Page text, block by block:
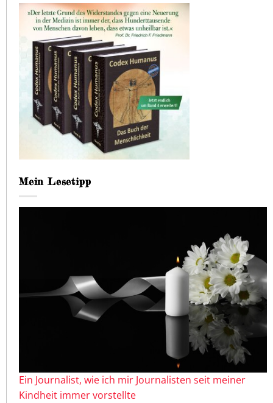
Mein Lesetipp
Ein Journalist, wie ich mir Journalisten seit meiner
Kindheit immer vorstellte